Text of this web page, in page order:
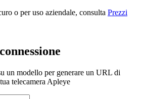
o per uso aziendale, consulta Prezzi
un modello per generare un URL di
telecamera Apleye